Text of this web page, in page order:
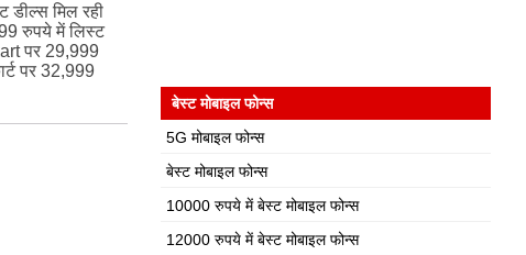
डील्स मिल रही
रुपये में लिस्ट
पर 29,999
पर 32,999
बेस्ट मोबाइल फोन्स
5G मोबाइल फोन्स
बेस्ट मोबाइल फोन्स
10000 रुपये में बेस्ट मोबाइल फोन्स
12000 रुपये में बेस्ट मोबाइल फोन्स